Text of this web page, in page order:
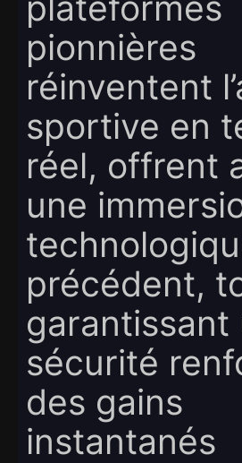
pionnières
réinventent
sportive en
réel, offrent
une
précédent,
garantissant
sécurité
des gains
instantanés